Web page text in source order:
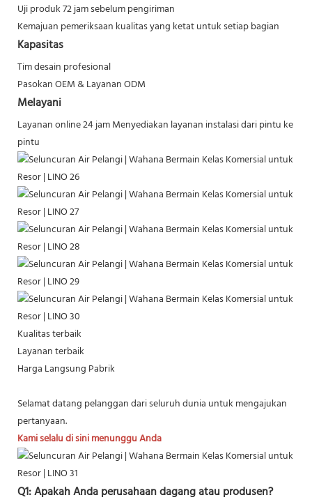
Uji produk 72 jam sebelum pengiriman
Kemajuan pemeriksaan kualitas yang ketat untuk setiap bagian
Kapasitas
Tim desain profesional
Pasokan OEM & Layanan ODM
Melayani
Layanan online 24 jamMenyediakan layanan instalasi dari pintu ke
pintu
Kualitas terbaik
Layanan terbaik
Harga Langsung Pabrik
Selamat datang pelanggan dari seluruh dunia untuk mengajukan
pertanyaan.
Kami selalu di sini menunggu Anda
Q1: Apakah Anda perusahaan dagang atau produsen?